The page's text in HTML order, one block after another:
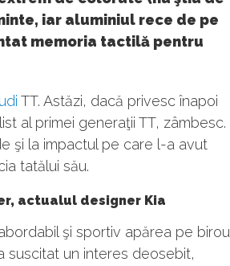
iar aluminiul rece de pe
memoria tactilă pentru
TT. Astăzi, dacă privesc înapoi
al primei generaţii TT, zâmbesc.
şi la impactul pe care l-a avut
tatălui său.
actualul designer Kia
şi sportiv apărea pe biroul
suscitat un interes deosebit,